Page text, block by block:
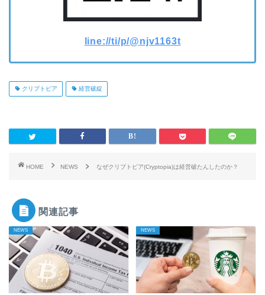
line://ti/p/@njv1163t
クリプトピア 経営破綻
HOME NEWS なぜクリプトピア(Cryptopia)は経営破たんしたのか？
関連記事
NEWS NEWS